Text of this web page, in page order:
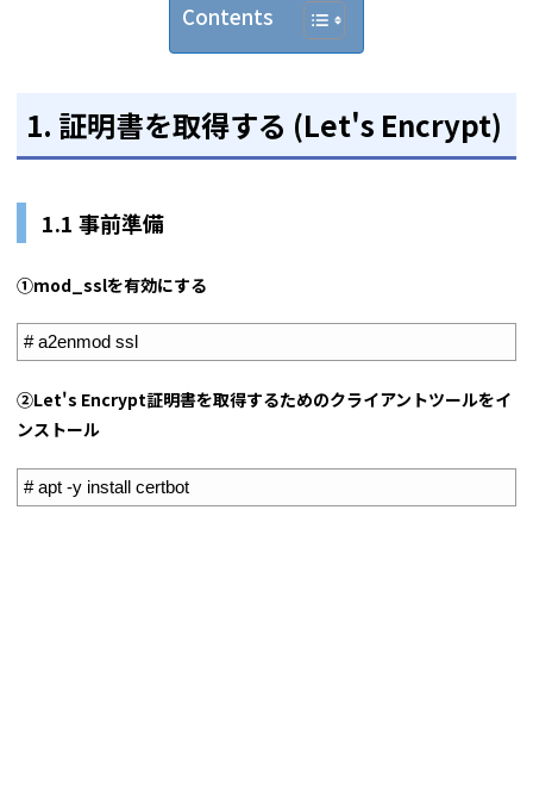
Contents
1. 証明書を取得する (Let's Encrypt)
1.1 事前準備
①mod_sslを有効にする
# a2enmod ssl
②Let's Encrypt証明書を取得するためのクライアントツールをイ
ンストール
# apt -y install certbot